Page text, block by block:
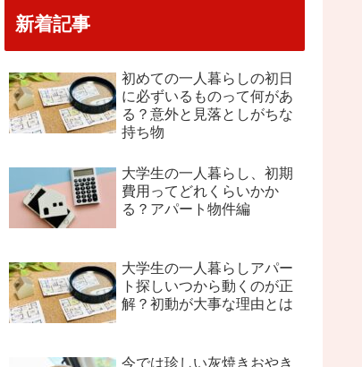
新着記事
初めての一人暮らしの初日
に必ずいるものって何があ
る？意外と見落としがちな
持ち物
大学生の一人暮らし、初期
費用ってどれくらいかか
る？アパート物件編
大学生の一人暮らしアパー
ト探しいつから動くのが正
解？初動が大事な理由とは
今では珍しい灰焼きおやき